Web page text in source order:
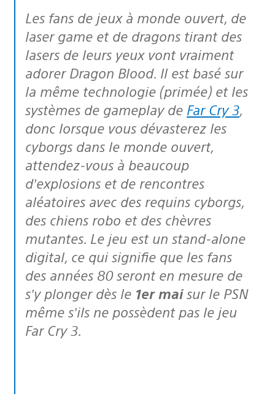
Les fans de jeux à monde ouvert, de
laser game et de dragons tirant des
lasers de leurs yeux vont vraiment
adorer Dragon Blood. Il est basé sur
la même technologie (primée) et les
systèmes de gameplay de Far Cry 3,
donc lorsque vous dévasterez les
cyborgs dans le monde ouvert,
attendez-vous à beaucoup
d’explosions et de rencontres
aléatoires avec des requins cyborgs,
des chiens robo et des chèvres
mutantes. Le jeu est un stand-alone
digital, ce qui signifie que les fans
des années 80 seront en mesure de
s’y plonger dès le 1er maisur le PSN
même s’ils ne possèdent pas le jeu
Far Cry 3.